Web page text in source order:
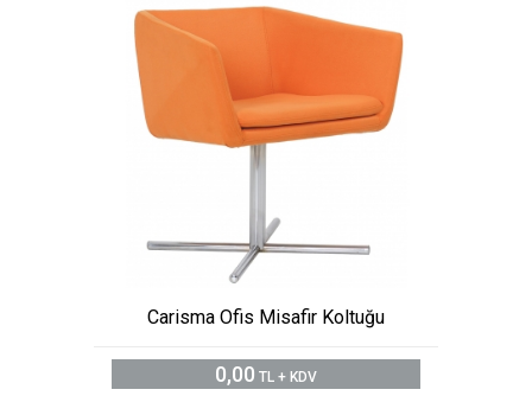
Carisma Ofis Misafir Koltuğu
0,00 TL + KDV